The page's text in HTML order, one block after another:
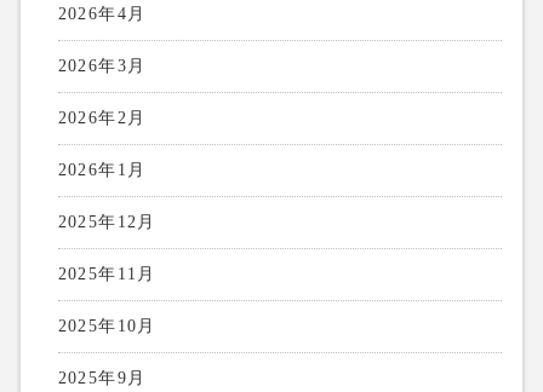
2026年4月
2026年3月
2026年2月
2026年1月
2025年12月
2025年11月
2025年10月
2025年9月